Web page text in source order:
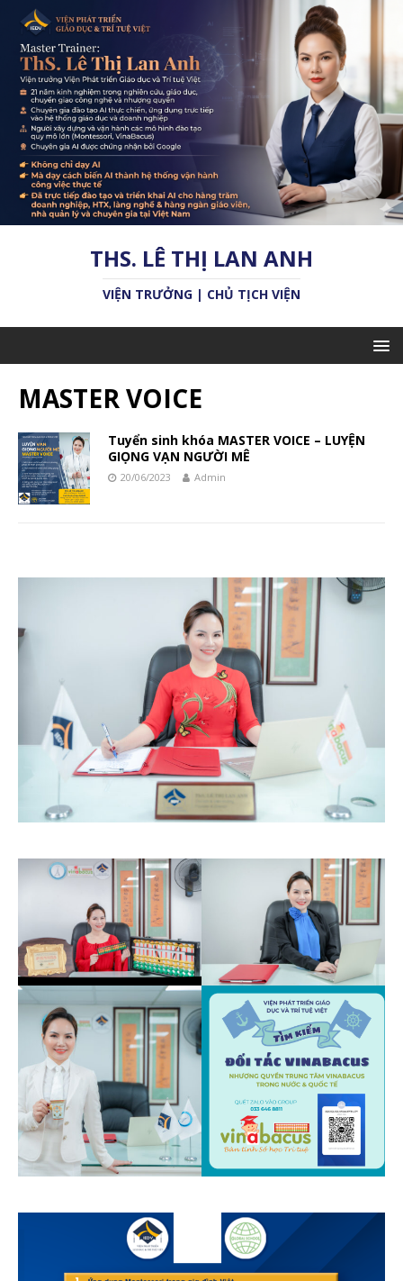
THS. LÊ THỊ LAN ANH
VIỆN TRƯỞNG | CHỦ TỊCH VIỆN
MASTER VOICE
Tuyển sinh khóa MASTER VOICE – LUYỆN
GIỌNG VẠN NGƯỜI MÊ
20/06/2023 Admin